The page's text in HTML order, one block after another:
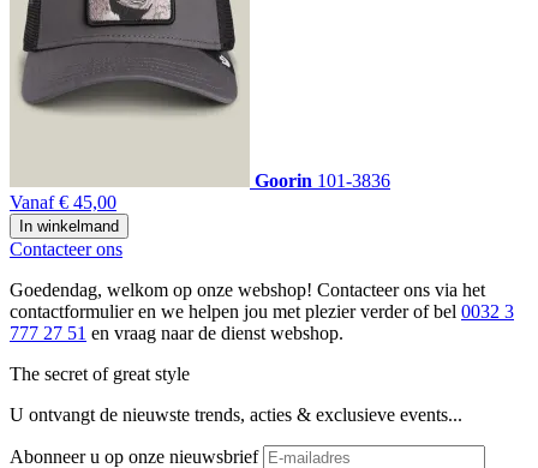
Goorin 101-3836
Vanaf € 45,00
In winkelmand
Contacteer ons
Goedendag, welkom op onze webshop! Contacteer ons via het
contactformulier en we helpen jou met plezier verder of bel 0032 3
777 27 51 en vraag naar de dienst webshop.
The secret of great style
U ontvangt de nieuwste trends, acties & exclusieve events...
Abonneer u op onze nieuwsbrief